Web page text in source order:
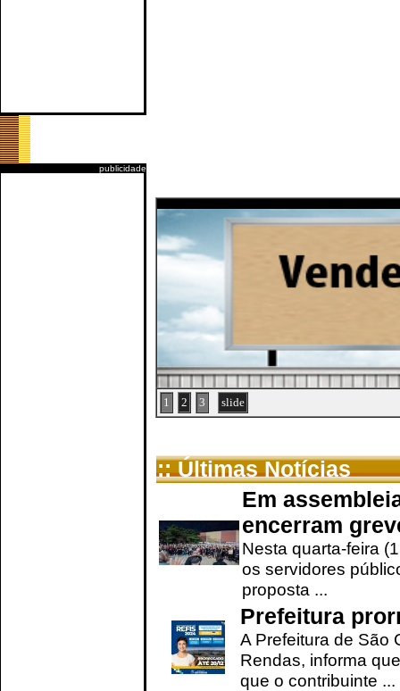
publicidade
1 2 3 slide
:: Últimas Notícias
Em
encerram
Nesta quarta-feira
os servidores
proposta ...
Prefeitura
A Prefeitura de São
Rendas, informa
que o contribuinte ...